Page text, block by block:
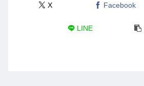
X Facebook
LINE